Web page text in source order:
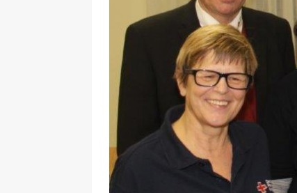
[ 17. März 2020 ]
Schutzschild für
[ 18. Dezember 2019 ]
WIRTSCHAFT